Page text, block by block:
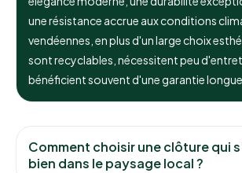
une résistance accrue aux conditions
vendéennes, en plus d'un large choix
sont recyclables, nécessitent peu
bénéficient souvent d'une garantie longue
Comment choisir une clôture qui
bien dans le paysage local ?